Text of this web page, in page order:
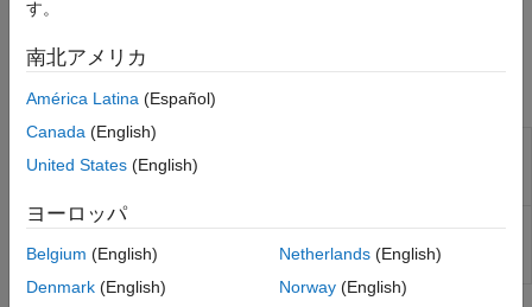
must have the
continuing.
Functions
smlink_linkinv
smlink_unlinkinv RemoveSimscape MultibodyLinkfrom
your Windows registry as an Autodesk
plugin
す。
南北アメリカ
América Latina (Español)
Canada (English)
United States (English)
ヨーロッパ
Belgium (English)
Denmark (English)
Netherlands(English)
Norway(English)